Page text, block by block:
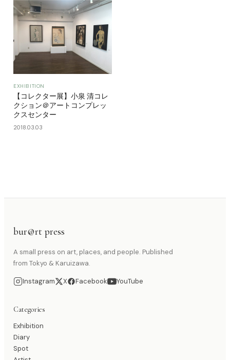
EXHIBITION
【コレクター展】小泉 清コレ
クション＠アートコンプレッ
クスセンター
2018.03.03
bur@rt press
A small press on art, places, and people. Published
from Tokyo & Karuizawa.
Instagram X Facebook YouTube
Categories
Exhibition
Diary
Spot